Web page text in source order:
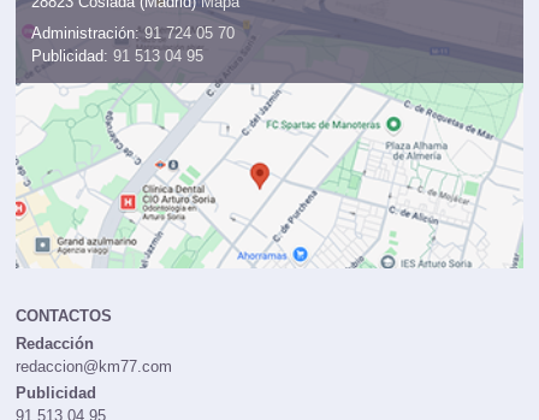
Administración: 91 724 05 70
Publicidad: 91 513 04 95
CONTACTOS
Redacción
redaccion@km77.com
Publicidad
91 513 04 95